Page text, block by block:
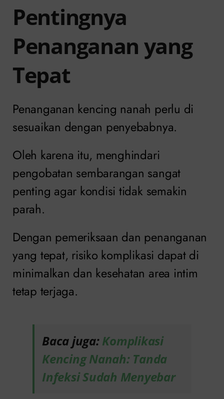
Pentingnya
Penanganan yang
Tepat
Penanganan kencing nanah perlu di
sesuaikan dengan penyebabnya.
Oleh karena itu, menghindari
pengobatan sembarangan sangat
penting agar kondisi tidak semakin
parah.
Dengan pemeriksaan dan penanganan
yang tepat, risiko komplikasi dapat di
minimalkan dan kesehatan area intim
tetap terjaga.
Baca juga:Komplikasi
Kencing Nanah: Tanda
Infeksi Sudah Menyebar